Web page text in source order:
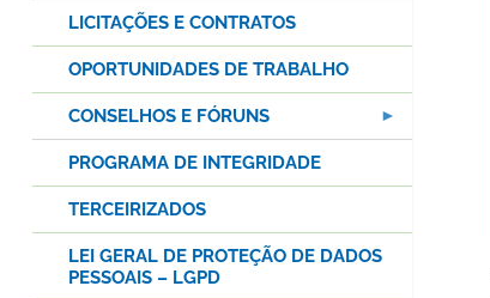
LICITAÇÕES E CONTRATOS
OPORTUNIDADES DE TRABALHO
CONSELHOS E FÓRUNS
PROGRAMA DE INTEGRIDADE
TERCEIRIZADOS
LEI GERAL DE PROTEÇÃO DE DADOS
PESSOAIS – LGPD